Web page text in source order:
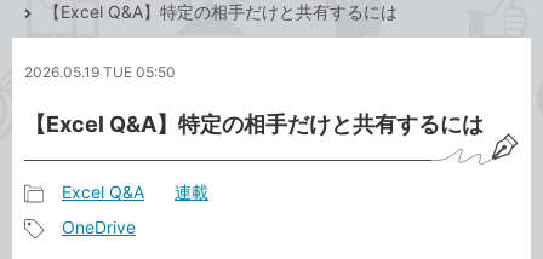
ネ
ト
【Excel Q&A】特定の相手だけと共有するには
2026.05.19 TUE 05:50
【Excel Q&A】特定の相手だけと共有するには
事
Excel Q&A 連載
OneDrive